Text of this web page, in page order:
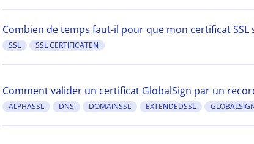
Combien de temps faut-il pour que mon certificat SSL
SSL SSL CERTIFICATEN
Comment valider un certificat GlobalSign par un
ALPHASSL DNS DOMAINSSL EXTENDEDSSL